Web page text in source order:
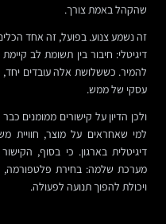
שהקהל באמת צורך.
זה נשמע צנוע. בפועל, זה אחד
דיגיטלי: חיבור בין תשומת לב
להמיר. כששלושת אלה עובדים יחד,
עסקי של ממש.
למי שאחראים על מוצר, חוויית
דיגיטלית בארגון. כי בסוף,
מערכת שלמה: בחירת פלטפורמה,
ויכולת להפוך תנועה לפעולה.